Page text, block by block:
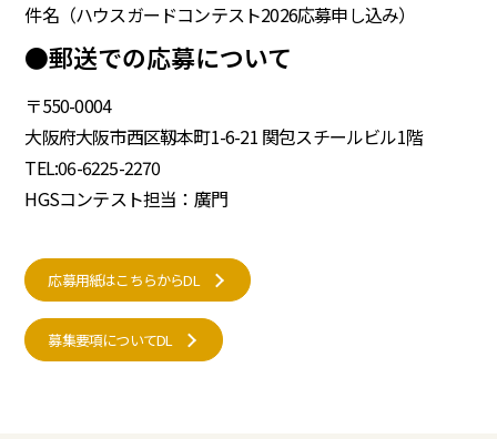
件名（ハウスガードコンテスト2026応募申し込み）
●郵送での応募について
〒550-0004
大阪府大阪市西区靱本町1-6-21 関包スチールビル1階
TEL:06-6225-2270
HGSコンテスト担当：廣門
応募用紙はこちらからDL
募集要項についてDL